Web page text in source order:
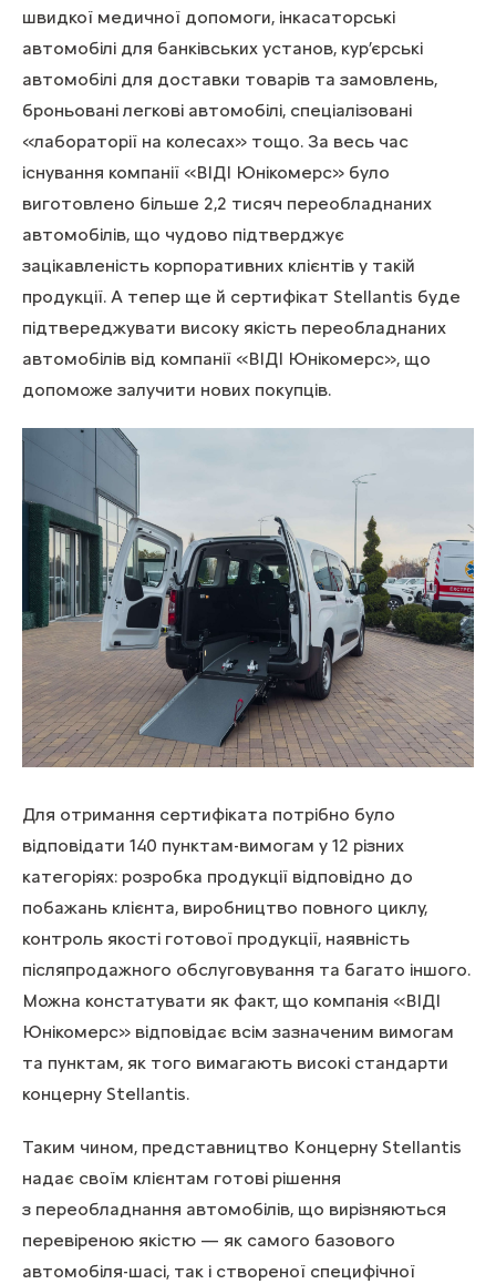
швидкої медичної допомоги, інкасаторські
автомобілі для банківських установ, кур’єрські
автомобілі для доставки товарів та замовлень,
броньовані легкові автомобілі, спеціалізовані
«лабораторії на колесах» тощо. За весь час
існування компанії «ВІДІ Юнікомерс» було
виготовлено більше 2,2 тисяч переобладнаних
автомобілів, що чудово підтверджує
зацікавленість корпоративних клієнтів у такій
продукції. А тепер ще й сертифікат Stellantis буде
підтвереджувати високу якість переобладнаних
автомобілів від компанії «ВІДІ Юнікомерс», що
допоможе залучити нових покупців.
Для отримання сертифіката потрібно було
відповідати 140 пунктам-вимогам у 12 різних
категоріях: розробка продукції відповідно до
побажань клієнта, виробництво повного циклу,
контроль якості готової продукції, наявність
післяпродажного обслуговування та багато іншого.
Можна констатувати як факт, що компанія «ВІДІ
Юнікомерс» відповідає всім зазначеним вимогам
та пунктам, як того вимагають високі стандарти
концерну Stellantis.
Таким чином, представництво Концерну Stellantis
надає своїм клієнтам готові рішення
з переобладнання автомобілів, що вирізняються
перевіреною якістю — як самого базового
автомобіля-шасі, так і створеної специфічної